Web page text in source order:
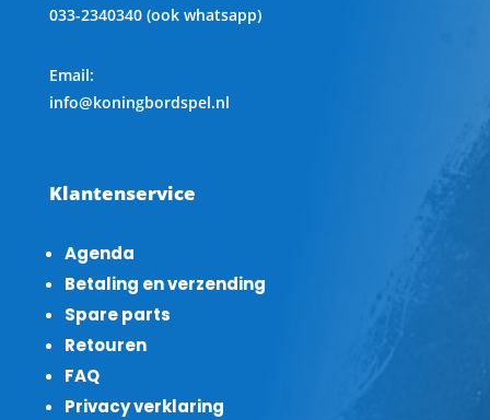
033-2340340 (ook whatsapp)
Email:
info@koningbordspel.nl
Klantenservice
Agenda
Betaling en verzending
Spare parts
Retouren
FAQ
Privacy verklaring